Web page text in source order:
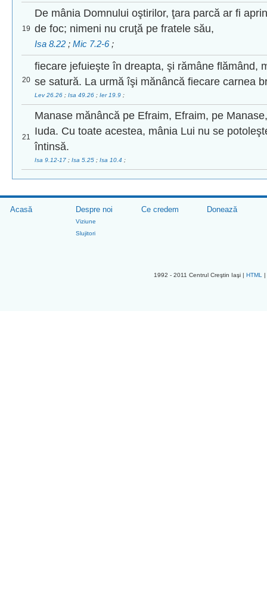
19
De mânia Domnului oştirilor, ţara parcă ar fi
de foc; nimeni nu cruţă pe fratele său,
Isa 8.22 ; Mic 7.2-6 ;
20
fiecare jefuieşte în dreapta, şi rămâne flămând,
se satură. La urmă îşi mănâncă fiecare carnea
Lev 26.26 ; Isa 49.26 ; Ier 19.9 ;
21
Manase mănâncă pe Efraim, Efraim, pe
Iuda. Cu toate acestea, mânia Lui nu se
întinsă.
Isa 9.12-17 ; Isa 5.25 ; Isa 10.4 ;
Acasă Despre noi
Viziune
Slujitori
Ce credem Donează
1992 - 2011 Centrul Creştin Iaşi |HTML